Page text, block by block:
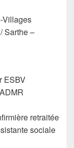
Villages
Sarthe –
ESBV
retraitée
sociale